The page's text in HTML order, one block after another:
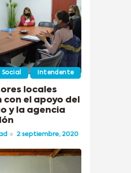
Intendente
locales
con el apoyo del
y la agencia
2 septiembre, 2020